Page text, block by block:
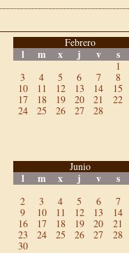
Febrero
l m x j v s
1
3
4 5 6 7
8
10
11 12 13 14
15
17
18 19 20 21
22
24
25 26 27 28
Junio
l m x j v s
2 3 4 5 6
7
9
10 11 12 13
14
16
17 18 19 20
21
23
24 25 26 27
28
30